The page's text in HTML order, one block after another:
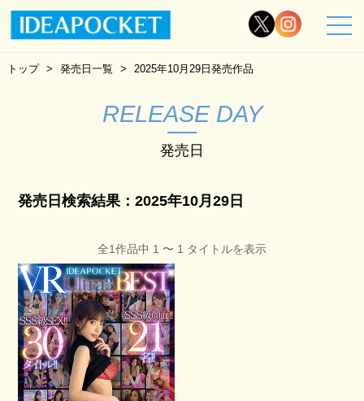
トップ 発売日一覧 2025年10月29日発売作品
RELEASE DAY
発売日
発売日検索結果：2025年10月29日
全1作品中 1 〜 1 タイトルを表示